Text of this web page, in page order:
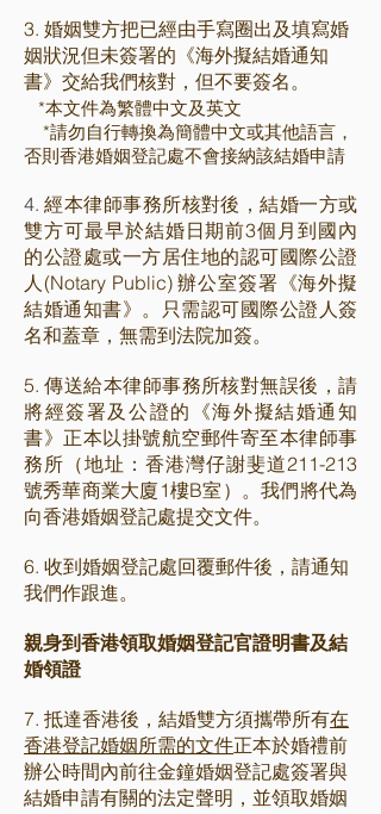
3. 婚姻雙方把已經由手寫圈出及填寫婚
姻狀況但未簽署的《海外擬結婚通知
書》交給我們核對，但不要簽名。
*本文件為繁體中文及英文
*請勿自行轉換為簡體中文或其他語言​​，
否則香港婚姻登記處不會接納該結婚申請
​4.經本律師事務所核對後，結婚一方或
雙方可最早於結婚日期前3個月到國內
的公證處或一方居住地的認可國際公證
人(Notary Public) 辦公室簽署《海外擬
結婚通知書》。只需認可國際公證人簽
名和蓋章，無需到法院加簽。
5. 傳送給本律師事務所核對無誤後，請
將經簽署及公證的《海外擬結婚通知
書》正本以掛號航空郵件寄至本律師事
務所（地址：香港灣仔謝斐道211-213
號秀華商業大廈1樓B室）。我們將代為
向香港婚姻登記處提交文件。
6. 收到婚姻登記處回覆郵件後，請通知
我們作跟進。
親身到香港領取婚姻登記官證明書及結
婚領證
7. 抵達香港後，結婚雙方須攜帶所有在
香港登記婚姻所需的文件正本於婚禮前
辦公時間內前往金鐘婚姻登記處簽署與
結婚申請有關的法定聲明，並領取婚姻